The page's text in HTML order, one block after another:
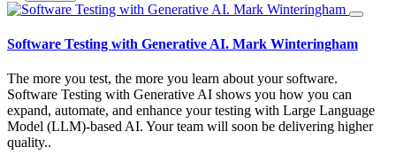
Software Testing with Generative AI. Mark Winteringham
The more you test, the more you learn about your software.
Software Testing with Generative AI shows you how you can
expand, automate, and enhance your testing with Large Language
Model (LLM)-based AI. Your team will soon be delivering higher
quality..